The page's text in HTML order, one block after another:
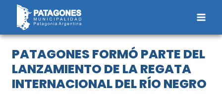
Saltar
contenido
PATAGONES FORMÓ PARTE DEL
LANZAMIENTO DE LA REGATA
INTERNACIONAL DEL RÍO NEGRO